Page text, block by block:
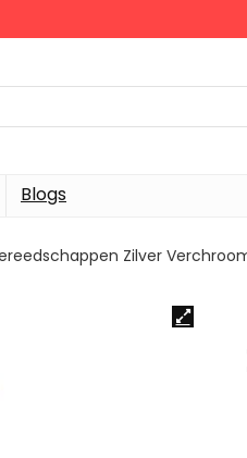
Blogs
Zilver